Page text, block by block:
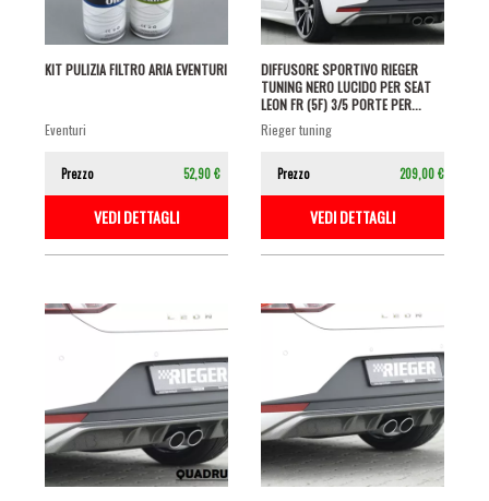
KIT PULIZIA FILTRO ARIA EVENTURI
eventuri
Prezzo 52,90 €
VEDI DETTAGLI
DIFFUSORE SPORTIVO RIEGER
TUNING NERO LUCIDO PER SEAT
LEON FR (5F) 3/5 PORTE PER...
rieger tuning
Prezzo 209,00 €
VEDI DETTAGLI